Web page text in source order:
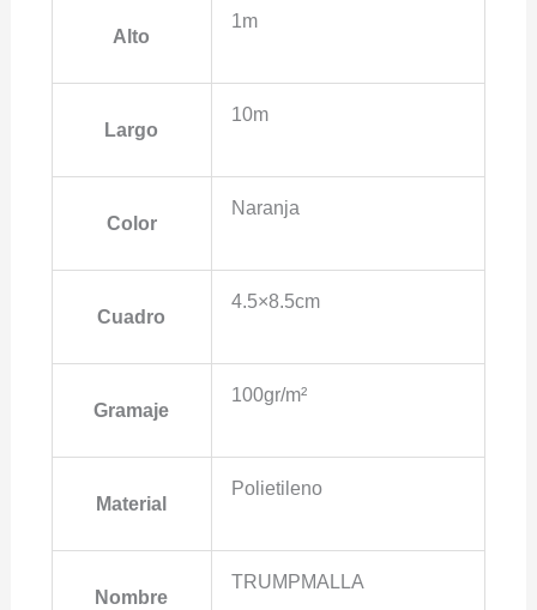
Alto
1m
Largo
10m
Color
Naranja
Cuadro
4.5×8.5cm
Gramaje
100gr/m²
Material
Polietileno
Nombre
TRUMPMALLA